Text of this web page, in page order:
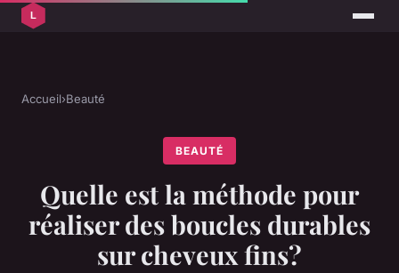
Accueil›Beauté
BEAUTÉ
Quelle est la méthode pour
réaliser des boucles durables
sur cheveux fins?